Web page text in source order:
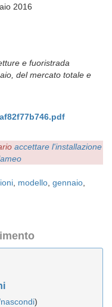
2016
e fuoristrada
del mercato totale e
accettare l'installazione
modello gennaio
)